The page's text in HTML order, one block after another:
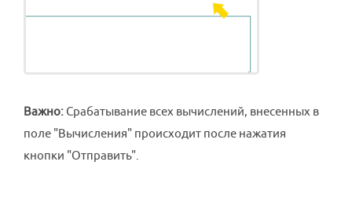
Важно: Срабатывание всех вычислений, внесенных в
поле "Вычисления" происходит после нажатия
кнопки "Отправить".